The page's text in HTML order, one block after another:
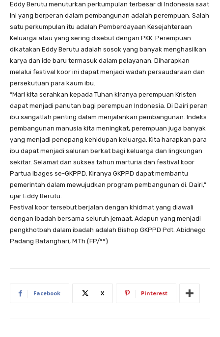
Eddy Berutu menuturkan perkumpulan terbesar di Indonesia saat
ini yang berperan dalam pembangunan adalah perempuan. Salah
satu perkumpulan itu adalah Pemberdayaan Kesejahteraan
Keluarga atau yang sering disebut dengan PKK. Perempuan
dikatakan Eddy Berutu adalah sosok yang banyak menghasilkan
karya dan ide baru termasuk dalam pelayanan. Diharapkan
melalui festival koor ini dapat menjadi wadah persaudaraan dan
persekutuan para kaum ibu.
“Mari kita serahkan kepada Tuhan kiranya perempuan Kristen
dapat menjadi panutan bagi perempuan Indonesia. Di Dairi peran
ibu sangatlah penting dalam menjalankan pembangunan. Indeks
pembangunan manusia kita meningkat, perempuan juga banyak
yang menjadi penopang kehidupan keluarga. Kita harapkan para
ibu dapat menjadi saluran berkat bagi keluarga dan lingkungan
sekitar. Selamat dan sukses tahun marturia dan festival koor
Partua Ibages se-GKPPD. Kiranya GKPPD dapat membantu
pemerintah dalam mewujudkan program pembangunan di. Dairi,”
ujar Eddy Berutu.
Festival koor tersebut berjalan dengan khidmat yang diawali
dengan ibadah bersama seluruh jemaat. Adapun yang menjadi
pengkhotbah dalam ibadah adalah Bishop GKPPD Pdt. Abidnego
Padang Batanghari, M.Th.(FP/**)
Facebook X Pinterest